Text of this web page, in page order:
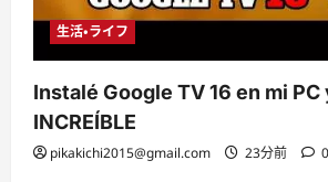
生活・ライフ
Instalé Google TV 16 en mi PC
INCREÍBLE
pikakichi2015@gmail.com 23分前 0